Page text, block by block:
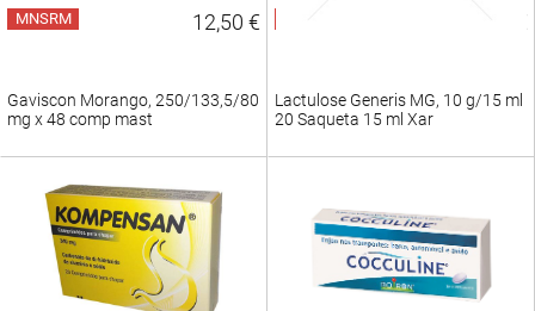
MNSRM 12,50 €
Gaviscon Morango, 250/133,5/80
mg x 48 comp mast
Lactulose Generis MG, 10 g/15 ml
20 Saqueta 15 ml Xar